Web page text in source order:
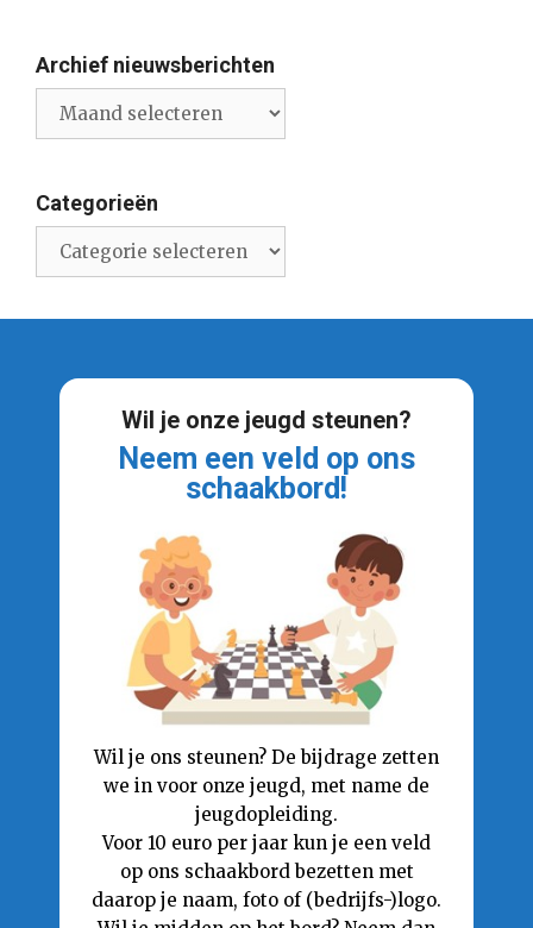
Archief nieuwsberichten
nieuwsberichten
Categorieën
Wil je onze jeugd steunen?
Neem een veld op ons
schaakbord!
Wil je ons steunen? De bijdrage zetten
we in voor onze jeugd, met name de
jeugdopleiding.
Voor 10 euro per jaar kun je een veld
op ons schaakbord bezetten met
daarop je naam, foto of (bedrijfs-)logo.